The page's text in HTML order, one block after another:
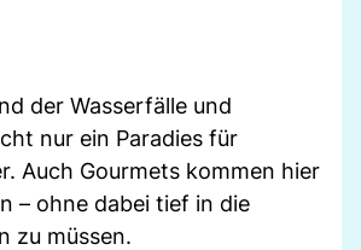
der Wasserfälle und
nur ein Paradies für
Auch Gourmets kommen hier
– ohne dabei tief in die
zu müssen.